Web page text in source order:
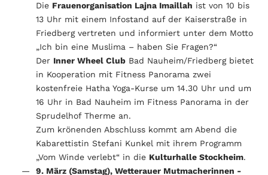
Die Frauenorganisation Lajna Imaillah ist von 10 bis
13 Uhr mit einem Infostand auf der Kaiserstraße in
Friedberg vertreten und informiert unter dem Motto
„Ich bin eine Muslima – haben Sie Fragen?“
Der Inner Wheel Club Bad Nauheim/Friedberg bietet
in Kooperation mit Fitness Panorama zwei
kostenfreie Hatha Yoga-Kurse um 14.30 Uhr und um
16 Uhr in Bad Nauheim im Fitness Panorama in der
Sprudelhof Therme an.
Zum krönenden Abschluss kommt am Abend die
Kabarettistin Stefani Kunkel mit ihrem Programm
„Vom Winde verlebt“ in die Kulturhalle Stockheim.
9. März (Samstag), Wetterauer Mutmacherinnen -